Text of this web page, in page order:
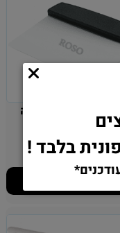
\ קלף בצק - נרוסטה
₪28.90בלבד !